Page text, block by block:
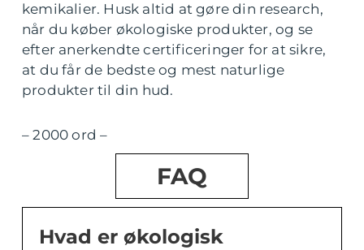
kemikalier. Husk altid at gøre din research,
når du køber økologiske produkter, og se
efter anerkendte certificeringer for at sikre,
at du får de bedste og mest naturlige
produkter til din hud.
– 2000 ord –
FAQ
Hvad er økologisk